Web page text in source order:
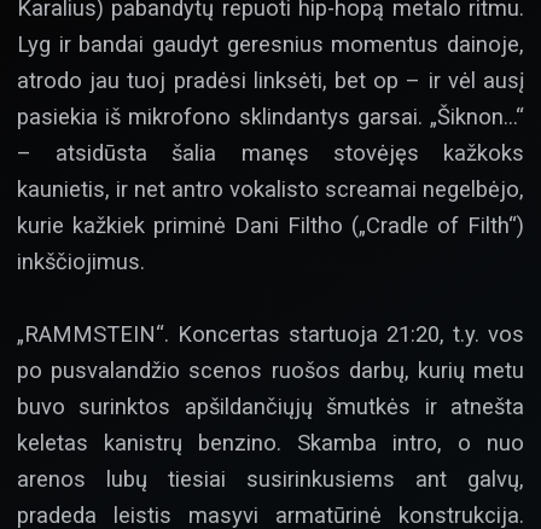
Karalius) pabandytų repuoti hip-hopą metalo ritmu.
Lyg ir bandai gaudyt geresnius momentus dainoje,
atrodo jau tuoj pradėsi linksėti, bet op – ir vėl ausį
pasiekia iš mikrofono sklindantys garsai. „Šiknon…“
– atsidūsta šalia manęs stovėjęs kažkoks
kaunietis, ir net antro vokalisto screamai negelbėjo,
kurie kažkiek priminė Dani Filtho („Cradle of Filth“)
inkščiojimus.
„RAMMSTEIN“. Koncertas startuoja 21:20, t.y. vos
po pusvalandžio scenos ruošos darbų, kurių metu
buvo surinktos apšildančiųjų šmutkės ir atnešta
keletas kanistrų benzino. Skamba intro, o nuo
arenos lubų tiesiai susirinkusiems ant galvų,
pradeda leistis masyvi armatūrinė konstrukcija.